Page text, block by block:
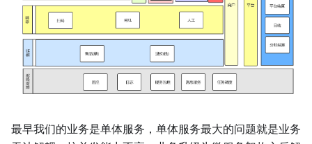
最早我们的业务是单体服务，单体服务最大的问题就是业务